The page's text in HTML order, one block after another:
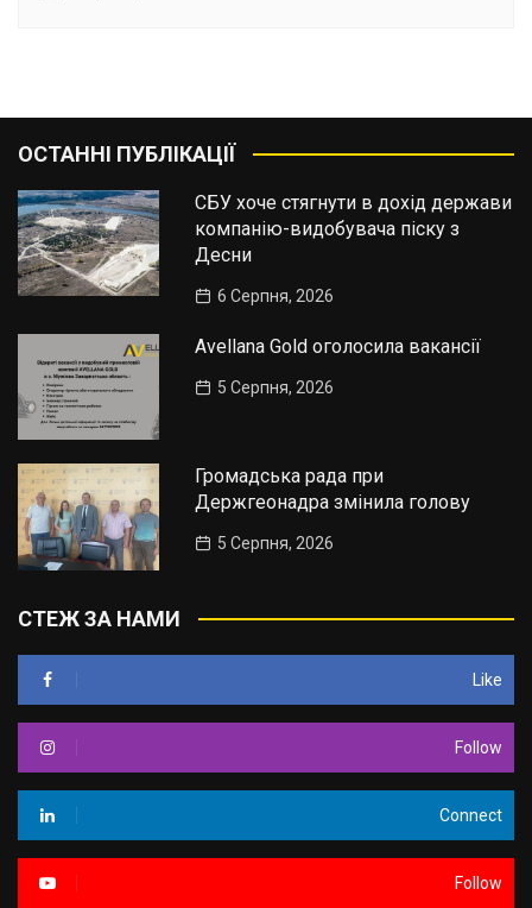
ОСТАННІ ПУБЛІКАЦІЇ
СБУ хоче стягнути в дохід держави
компанію-видобувача піску з
Десни
6 Серпня, 2026
Avellana Gold оголосила вакансії
5 Серпня, 2026
Громадська рада при
Держгеонадра змінила голову
5 Серпня, 2026
СТЕЖ ЗА НАМИ
Like
Follow
Connect
Follow